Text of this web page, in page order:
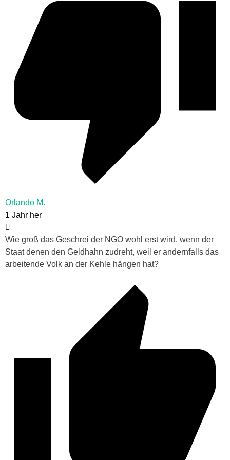
Orlando M.
1 Jahr her
Wie groß das Geschrei der NGO wohl erst wird, wenn der
Staat denen den Geldhahn zudreht, weil er andernfalls das
arbeitende Volk an der Kehle hängen hat?